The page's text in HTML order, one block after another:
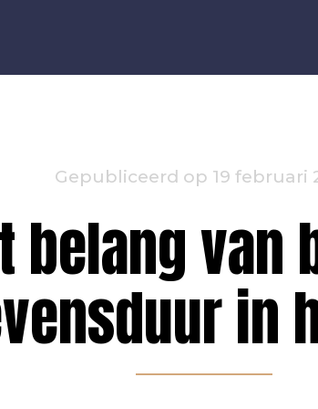
Gepubliceerd op 19 februari
belang van
in